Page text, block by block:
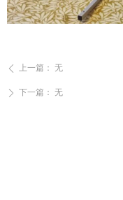
ꄴ 上一篇： 无
ꄲ 下一篇： 无